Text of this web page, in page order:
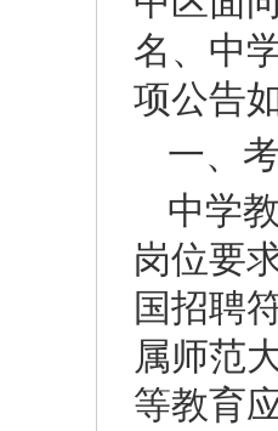
名、中
项公告
一、
中学
岗位要
国招聘
属师范
等教育